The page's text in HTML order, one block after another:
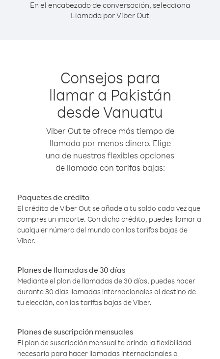
En el encabezado de conversación, selecciona
Llamada por Viber Out
Consejos para
llamar a Pakistán
desde Vanuatu
Viber Out te ofrece más tiempo de
llamada por menos dinero. Elige
una de nuestras flexibles opciones
de llamada con tarifas bajas:
Paquetes de crédito
El crédito de Viber Out se añade a tu saldo cada vez que
compres un importe. Con dicho crédito, puedes llamar a
cualquier número del mundo con las tarifas bajas de
Viber.
Planes de llamadas de 30 días
Mediante el plan de llamadas de 30 días, puedes hacer
durante 30 días llamadas internacionales al destino de
tu elección, con las tarifas bajas de Viber.
Planes de suscripción mensuales
El plan de suscripción mensual te brinda la flexibilidad
necesaria para hacer llamadas internacionales a